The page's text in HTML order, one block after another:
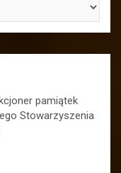
pamiątek
Stowarzyszenia